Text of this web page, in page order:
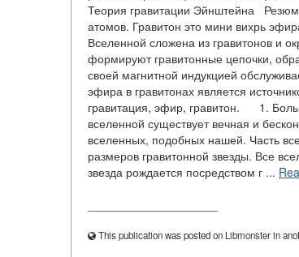
Теория гравитации Эйнштейна
атомов. Гравитон это мини вихрь
Вселенной сложена из гравитонов и
формируют гравитонные цепочки,
своей магнитной индукцией
эфира в гравитонах является
гравитация, эфир, гравитон. 1.
вселенной существует вечная и
вселенных, подобных нашей. Часть
размеров гравитонной звезды. Все
звезда рождается посредством г ...
This publication was posted on Libmonster in